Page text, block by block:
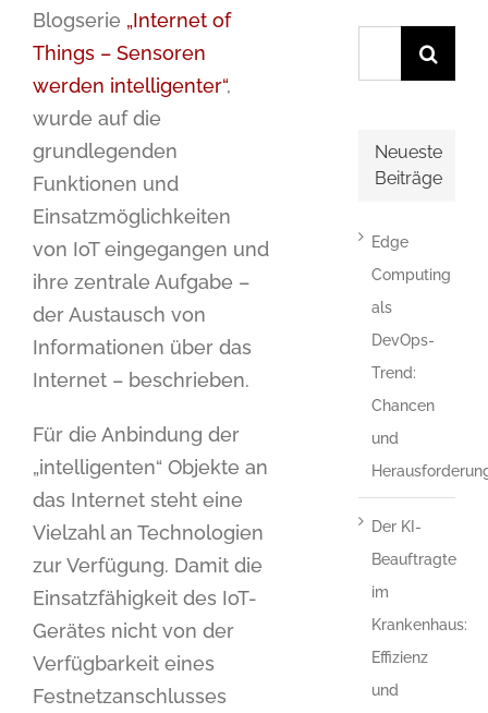
Blogserie „Internet of
Things – Sensoren
werden intelligenter“,
wurde auf die
grundlegenden
Funktionen und
Einsatzmöglichkeiten
von IoT eingegangen und
ihre zentrale Aufgabe –
der Austausch von
Informationen über das
Internet – beschrieben.
Für die Anbindung der
„intelligenten“ Objekte an
das Internet steht eine
Vielzahl an Technologien
zur Verfügung. Damit die
Einsatzfähigkeit des IoT-
Gerätes nicht von der
Verfügbarkeit eines
Festnetzanschlusses
Neueste
Beiträge
Edge
Computing
als
DevOps-
Trend:
Chancen
und
Der KI-
Beauftragte
im
Krankenhaus:
Effizienz
und